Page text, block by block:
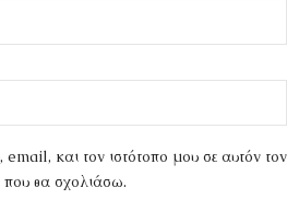
και τον ιστότοπο μου σε αυτόν τον
που θα σχολιάσω.